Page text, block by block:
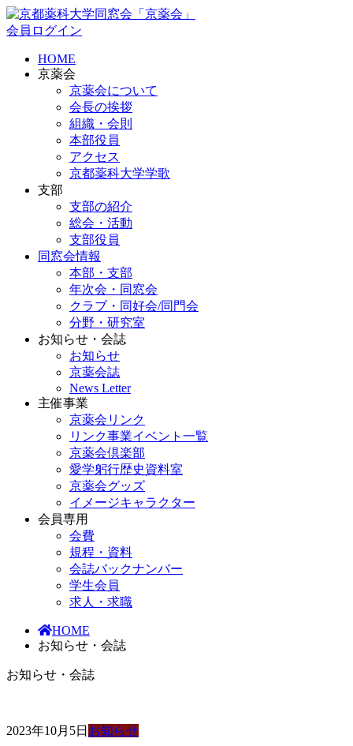
会員ログイン
HOME
京薬会
京薬会について
会長の挨拶
組織・会則
本部役員
アクセス
京都薬科大学学歌
支部
支部の紹介
総会・活動
支部役員
同窓会情報
本部・支部
年次会・同窓会
クラブ・同好会/同門会
分野・研究室
お知らせ・会誌
お知らせ
京薬会誌
News Letter
主催事業
京薬会リンク
リンク事業イベント一覧
京薬会倶楽部
愛学躬行歴史資料室
京薬会グッズ
イメージキャラクター
会員専用
会費
規程・資料
会誌バックナンバー
学生会員
求人・求職
HOME
お知らせ・会誌
お知らせ・会誌
2023年10月5日 お知らせ